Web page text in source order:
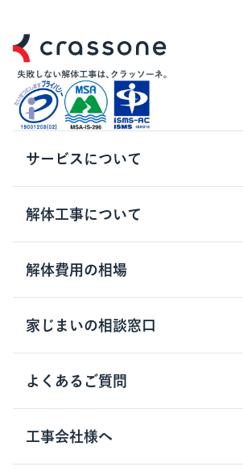
サービスについて
サービスの流れ
サービスのメリット
クラッソーネの自治体連携
お客さまの声
空き家の処分を検討のお客様へ
解体工事について
解体工事の基礎知識
解体工事に関わる法律
用語集
解体費用の相場
木造住宅の相場
鉄骨造住宅の相場
RC造住宅の相場
家じまいの相談窓口
家じまいの相談窓口
よくあるご質問
クラッソーネの利用方法
工事の進め方
工事会社様へ